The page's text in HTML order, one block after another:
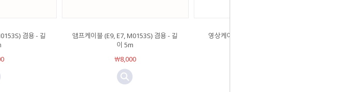
겸용 - 길
앰프케이블 (E9, E7, M0153S) 겸용 - 길
이 5m
￦8,000
영상케이블 (E9, E7, M0153S) 겸용 -